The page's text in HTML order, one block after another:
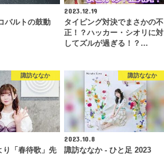
バルトの鼓動
2023.12.19
タイピング対決でまさかの不
正！？ハッカー・シオリに対
してズルが過ぎる！？…
諏訪ななか
り「春待歌」先
諏訪ななか
2023.10.8
諏訪ななか - ひと足 2023